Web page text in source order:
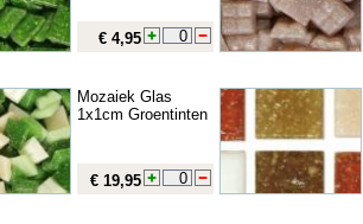
€ 4,95
Mozaiek Glas
1x1cm Groentinten
€ 19,95